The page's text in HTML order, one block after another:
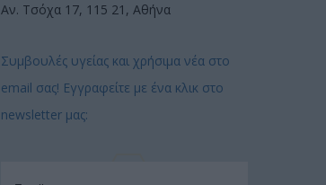
Αν. Τσόχα 17, 115 21, Αθήνα
Συμβουλές υγείας και χρήσιμα νέα στο
email σας! Εγγραφείτε με ένα κλικ στο
newsletter μας: